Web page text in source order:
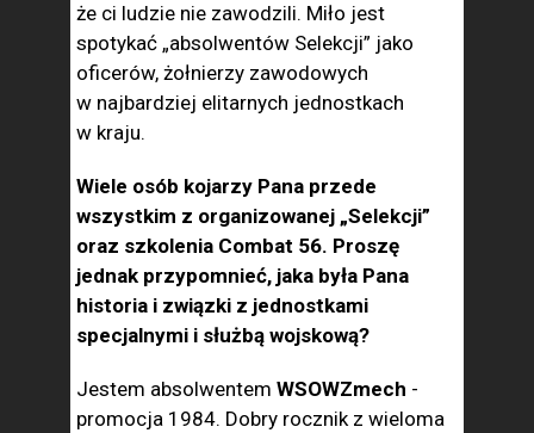
że ci ludzie nie zawodzili. Miło jest
spotykać „absolwentów Selekcji” jako
oficerów, żołnierzy zawodowych
w najbardziej elitarnych jednostkach
w kraju.
Wiele osób kojarzy Pana przede
wszystkim z organizowanej „Selekcji”
oraz szkolenia Combat 56. Proszę
jednak przypomnieć, jaka była Pana
historia i związki z jednostkami
specjalnymi i służbą wojskową?
Jestem absolwentem WSOWZmech -
promocja 1984. Dobry rocznik z wieloma